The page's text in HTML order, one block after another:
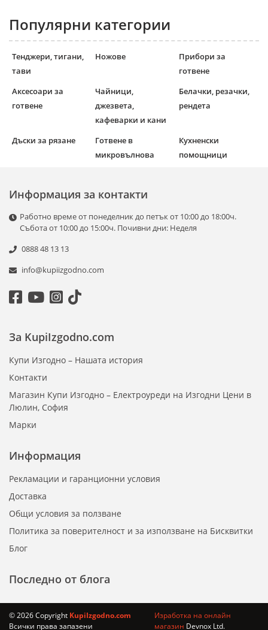
Популярни категории
Тенджери, тигани,
тави
Ножове
Прибори за
готвене
Аксесоари за
готвене
Чайници,
джезвета,
кафеварки и кани
Белачки, резачки,
рендета
Дъски за рязане
Готвене в
микровълнова
Кухненски
помощници
Информация за контакти
Работно време от понеделник до петък от 10:00 до 18:00ч.
Събота от 10:00 до 15:00ч. Почивни дни: Неделя
0888 48 13 13
info@kupiizgodno.com
Информация
Рекламации и гаранционни условия
Доставка
Общи условия за ползване
Политика за поверителност и за използване на Бисквитки
Блог
За KupiIzgodno.com
Купи Изгодно – Нашата история
Контакти
Магазин Купи Изгодно – Електроуреди на Изгодни Цени в
Люлин, София
Марки
Последно от блога
© 2026 Copyright KupiIzgodno.com
Всички права запазени
Изработка на онлайн
магазин Devnox Ltd.